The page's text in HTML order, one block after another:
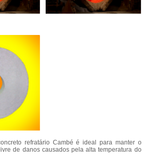
refratário Cambé é ideal para manter o
de danos causados pela alta temperatura do